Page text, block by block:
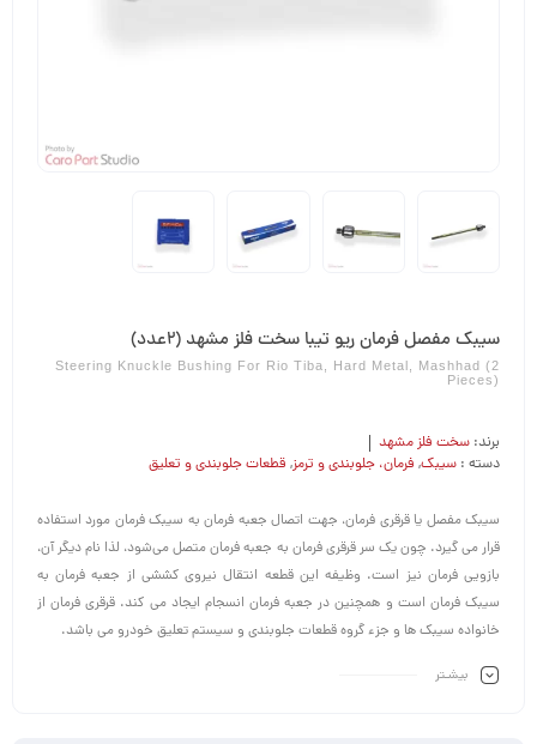
سیبک مفصل فرمان ریو تیبا سخت فلز مشهد (2عدد)
Steering Knuckle Bushing For Rio Tiba, Hard Metal, Mashhad (2
Pieces)
برند: سخت فلز مشهد
دسته : سیبک, فرمان،‌ جلوبندی و ترمز, قطعات جلوبندی و تعلیق
سیبک مفصل یا قرقری فرمان، جهت اتصال جعبه فرمان به سیبک فرمان مورد استفاده
قرار می گیرد. چون یک سر قرقری فرمان به جعبه فرمان متصل می‌شود، لذا نام دیگر آن،
بازویی فرمان نیز است. وظیفه این قطعه انتقال نیروی کششی از جعبه فرمان به
سیبک فرمان است و همچنین در جعبه فرمان انسجام ایجاد می کند. قرقری فرمان از
خانواده سیبک ها و جزء گروه قطعات جلوبندی و سیستم تعلیق خودرو می باشد.
بیشـتر